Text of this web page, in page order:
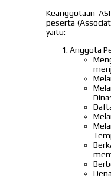
Keanggotaan
peserta
yaitu:
Anggota